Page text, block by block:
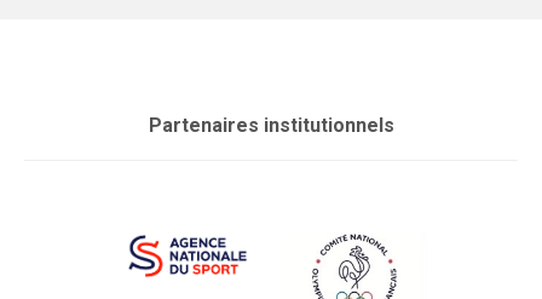
Partenaires institutionnels